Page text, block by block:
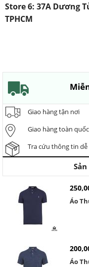
Store 6: 37A Dương
TPHCM
Giao hàng tận nơi
Giao hàng toàn quốc
Tra cứu thông tin dễ
Áo
Áo